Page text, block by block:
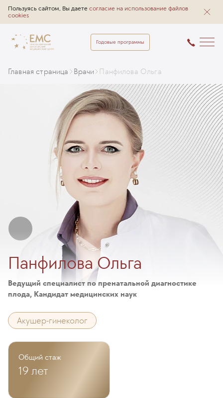
Пользуясь сайтом, Вы даете согласие на использование файлов
cookies
Годовые программы
Главная страница Врачи Панфилова Ольга
Панфилова Ольга
Ведущий специалист по пренатальной диагностике
плода, Кандидат медицинских наук
Акушер-гинеколог
Общий стаж
19 лет